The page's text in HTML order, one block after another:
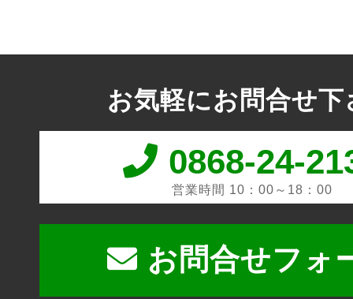
お気軽にお問合せ下
0868-24-
営業時間 10：00～18：00
お問合せフォ